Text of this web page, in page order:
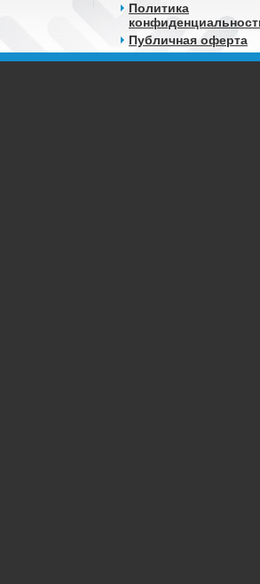
Политика
Публичная оферта